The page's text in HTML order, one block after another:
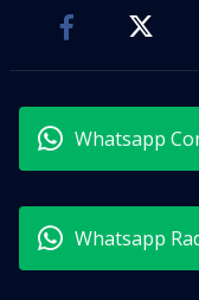
Whatsapp
Whatsapp